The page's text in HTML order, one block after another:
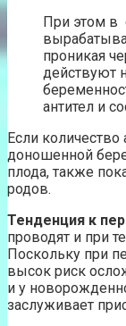
При этом в
проникая
действуют
антител и
Если количество
доношенной
плода, также
родов.
Тенденция к
проводят и при
Поскольку при
высок риск
и у
заслуживает